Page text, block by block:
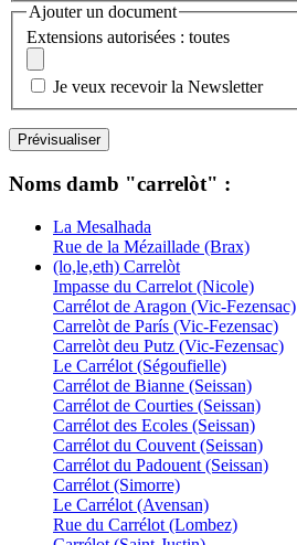
Ajouter un document
Extensions autorisées : toutes
Je veux recevoir la Newsletter
Noms damb "carrelòt" :
La Mesalhada
Rue de la Mézaillade (Brax)
(lo,le,eth) Carrelòt
Impasse du Carrelot (Nicole)
Carrélot de Aragon (Vic-Fezensac)
Carrelòt de París (Vic-Fezensac)
Carrelòt deu Putz (Vic-Fezensac)
Le Carrélot (Ségoufielle)
Carrélot de Bianne (Seissan)
Carrélot de Courties (Seissan)
Carrélot des Ecoles (Seissan)
Carrélot du Couvent (Seissan)
Carrélot du Padouent (Seissan)
Carrélot (Simorre)
Le Carrélot (Avensan)
Rue du Carrélot (Lombez)